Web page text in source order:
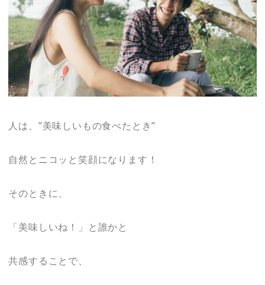
人は、”美味しいもの食べたとき”
自然とニコッと笑顔になります！
そのときに、
「美味しいね！」と誰かと
共感することで、